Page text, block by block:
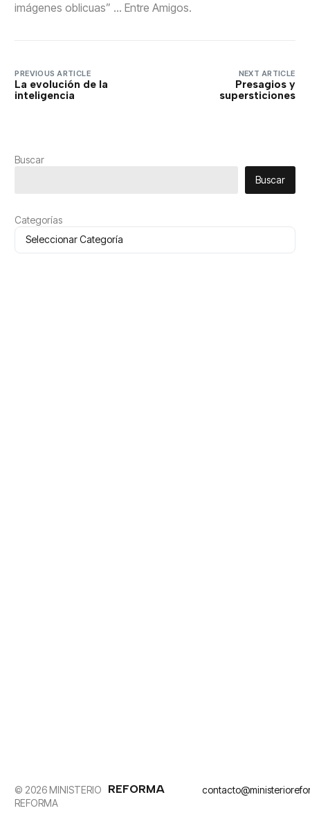
imágenes oblicuas” … Entre Amigos.
PREVIOUS ARTICLE
La evolución de la
inteligencia
NEXT ARTICLE
Presagios y
supersticiones
Buscar
Buscar
Categorías
© 2026 MINISTERIO
REFORMA
REFORMA